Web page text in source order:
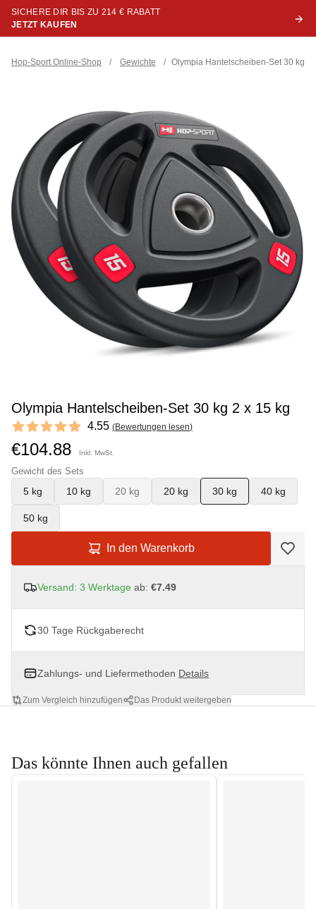
SICHERE DIR BIS ZU 214 € RABATT
JETZT KAUFEN
Hop-Sport Online-Shop / Gewichte / Olympia Hantelscheiben-Set 30 kg 2
Olympia Hantelscheiben-Set 30 kg 2 x 15 kg
Reviews
4.55 out of 5 stars 4.55 (Bewertungen lesen)
€104.88 Inkl. MwSt.
Gewicht des Sets
5 kg 10 kg 20 kg 20 kg 30 kg 40 kg
50 kg
In den Warenkorb
Versand: 3 Werktage ab: €7.49
30 Tage Rückgaberecht
Zahlungs- und Liefermethoden Details
Zum Vergleich hinzufügen Das Produkt weitergeben
Das könnte Ihnen auch gefallen